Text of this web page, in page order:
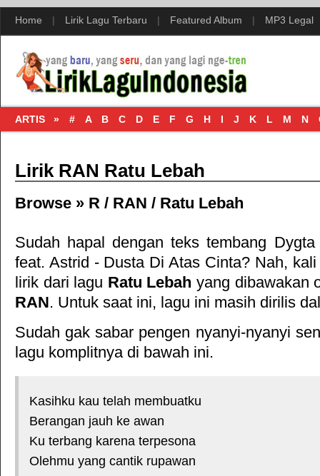
Home | Lirik Lagu Terbaru | Featured Album | MP3 Legal
ARTIS » # A B C D E F G H I J K L M N
Lirik RAN Ratu Lebah
Browse » R / RAN / Ratu Lebah
Sudah hapal dengan teks tembang
feat. Astrid - Dusta Di Atas Cinta? Nah,
lirik dari lagu Ratu Lebah yang dibawakan
RAN. Untuk saat ini, lagu ini masih dirilis
Sudah gak sabar pengen nyanyi-nyanyi
lagu komplitnya di bawah ini.
Kasihku kau telah membuatku
Berangan jauh ke awan
Ku terbang karena terpesona
Olehmu yang cantik rupawan